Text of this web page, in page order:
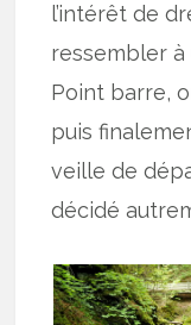
l’intérêt de
ressembler à
Point barre,
puis
veille de
décidé